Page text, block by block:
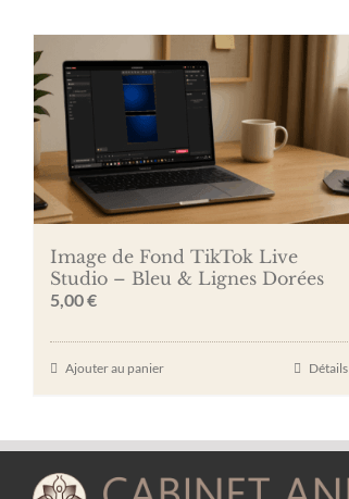
Image de Fond TikTok Live
Studio – Bleu & Lignes Dorées
5,00€
Ajouter au panier Détails